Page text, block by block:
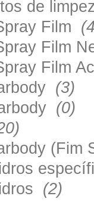
de
Film
Film
Film
(3)
(0)
(2)